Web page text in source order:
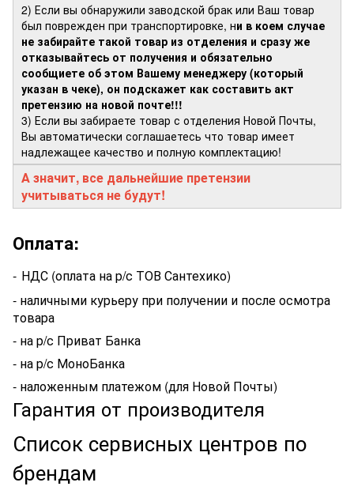
2) Если вы обнаружили заводской брак или Ваш товар
был поврежден при транспортировке, ни в коем случае
не забирайте такой товар из отделения и сразу же
отказывайтесь от получения и обязательно
сообщиете об этом Вашему менеджеру (который
указан в чеке), он подскажет как составить акт
претензию на новой почте!!!
3) Если вы забираете товар с отделения Новой Почты,
Вы автоматически соглашаетесь что товар имеет
надлежащее качество и полную комплектацию!
А значит, все дальнейшие претензии
учитываться не будут!
Оплата:
- НДС (оплата на р/с ТОВ Сантехико)
- наличными курьеру при получении и после осмотра
товара
- на р/с Приват Банка
- на р/с МоноБанка
- наложенным платежом (для Новой Почты)
Гарантия от производителя
Список сервисных центров по
брендам